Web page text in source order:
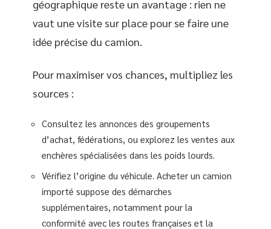
géographique reste un avantage : rien ne
vaut une visite sur place pour se faire une
idée précise du camion.
Pour maximiser vos chances, multipliez les
sources :
Consultez les annonces des groupements
d’achat, fédérations, ou explorez les ventes aux
enchères spécialisées dans les poids lourds.
Vérifiez l’origine du véhicule. Acheter un camion
importé suppose des démarches
supplémentaires, notamment pour la
conformité avec les routes françaises et la